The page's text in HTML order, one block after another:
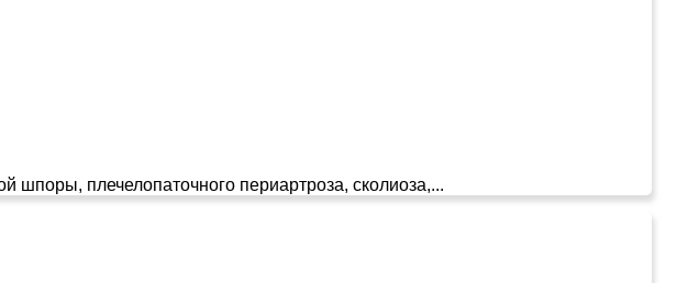
шпоры, плечелопаточного периартроза, сколиоза,...